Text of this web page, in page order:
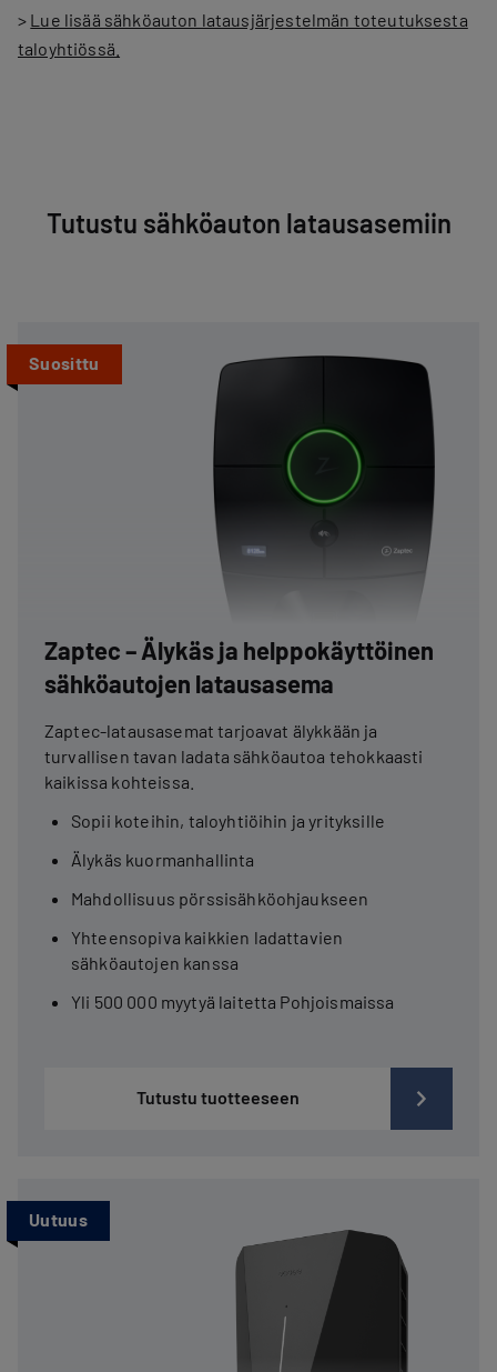
> Lue lisää sähköauton latausjärjestelmän toteutuksesta
taloyhtiössä.
Tutustu sähköauton latausasemiin
Suosittu
Zaptec – Älykäs ja helppokäyttöinen
sähköautojen latausasema
Zaptec-latausasemat tarjoavat älykkään ja
turvallisen tavan ladata sähköautoa tehokkaasti
kaikissa kohteissa.
Sopii koteihin, taloyhtiöihin ja yrityksille
Älykäs kuormanhallinta
Mahdollisuus pörssisähköohjaukseen
Yhteensopiva kaikkien ladattavien
sähköautojen kanssa
Yli 500 000 myytyä laitetta Pohjoismaissa
Tutustu tuotteeseen
Uutuus